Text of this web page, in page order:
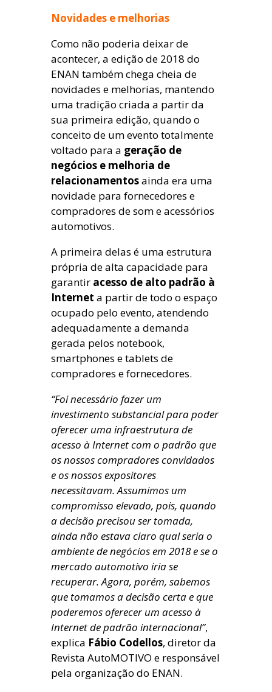
Novidades e melhorias
Como não poderia deixar de
acontecer, a edição de 2018 do
ENAN também chega cheia de
novidades e melhorias, mantendo
uma tradição criada a partir da
sua primeira edição, quando o
conceito de um evento totalmente
voltado para a geração de
negócios e melhoria de
relacionamentosainda era uma
novidade para fornecedores e
compradores de som e acessórios
automotivos.
A primeira delas é uma estrutura
própria de alta capacidade para
garantir acesso de alto padrão à
Internet a partir de todo o espaço
ocupado pelo evento, atendendo
adequadamente a demanda
gerada pelos notebook,
smartphones e tablets de
compradores e fornecedores.
“Foi necessário fazer um
investimento substancial para poder
oferecer uma infraestrutura de
acesso à Internet com o padrão que
os nossos compradores convidados
e os nossos expositores
necessitavam. Assumimos um
compromisso elevado, pois, quando
a decisão precisou ser tomada,
ainda não estava claro qual seria o
ambiente de negócios em 2018 e se o
mercado automotivo iria se
recuperar. Agora, porém, sabemos
que tomamos a decisão certa e que
poderemos oferecer um acesso à
Internet de padrão internacional”,
explica Fábio Codellos, diretor da
Revista AutoMOTIVO e responsável
pela organização do ENAN.